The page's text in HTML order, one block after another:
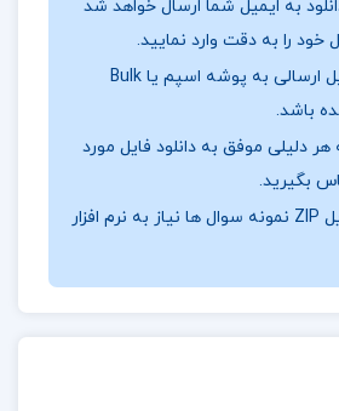
به‌ آسانی مباحث را یاد بگیرند و
کنند. در نتیجه، این کتاب یک
است که قصد دارند پایه‌ی ریاضی
و برای دروس پیشرفته‌تر آماده شوند.
عمومی 1 :
یکی از بخش‌های
پیوستگی توابع است که به بررسی
مختلف می‌پردازد. در این بخش،
و قضایای مرتبط به‌صورت ساده و
پیشرفته‌تری مانند مشتق و
به ایمیل شما ارسال خواهد شد
خود را به دقت وارد نمایید.
ممکن است ایمیل ارسالی به پوشه اسپم یا Bulk
باشد.
دلیلی موفق به دانلود فایل مورد
بگیرید.
برای باز کردن فایل ZIP نمونه سوال ها نیاز به نرم افزار